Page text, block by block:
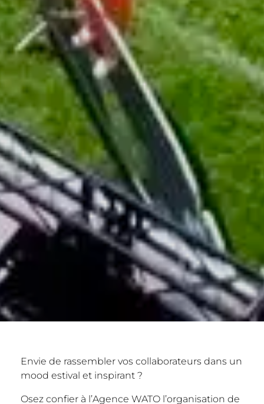
Envie de rassembler vos collaborateurs dans un
mood estival et inspirant ?
Osez confier à l’Agence WATO l’organisation de